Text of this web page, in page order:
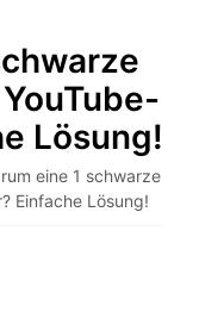
Lösung!
eine 1 schwarze
Einfache Lösung!